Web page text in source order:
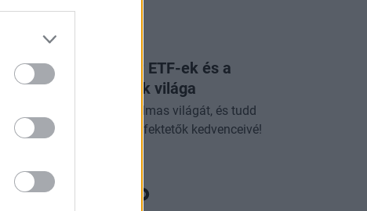
hátrálni.
DÍJMENTES ELŐADÁS
Divat vagy okosság? ETF-ek és a
passzív befektetések világa
Fedezd fel az ETF-ek izgalmas világát, és tudd
meg, miért válhatnak a befektetők kedvenceivé!